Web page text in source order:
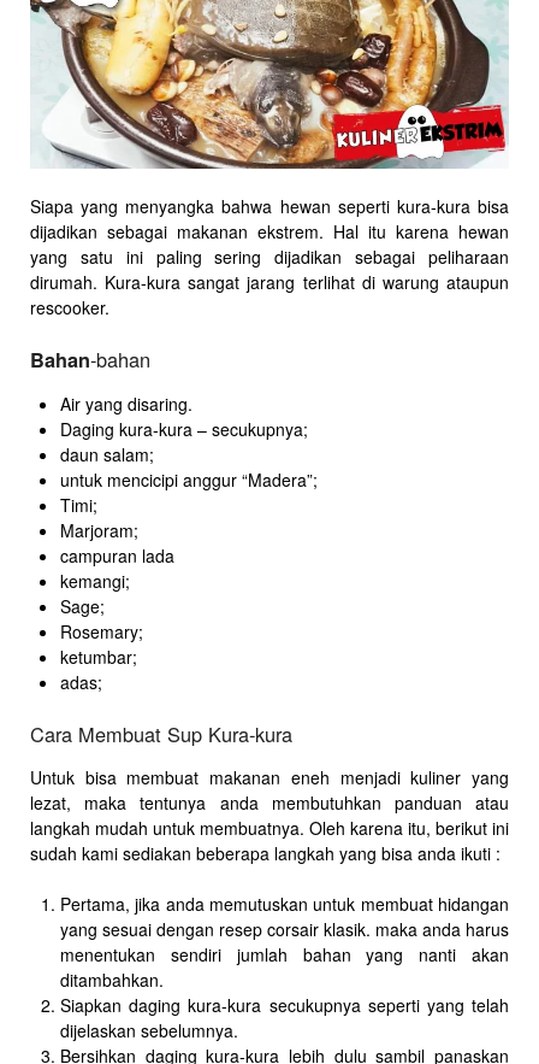
Siapa yang menyangka bahwa hewan seperti kura-kura bisa
dijadikan sebagai makanan ekstrem. Hal itu karena hewan
yang satu ini paling sering dijadikan sebagai peliharaan
dirumah. Kura-kura sangat jarang terlihat di warung ataupun
rescooker.
Bahan-bahan
Air yang disaring.
Daging kura-kura – secukupnya;
daun salam;
untuk mencicipi anggur “Madera”;
Timi;
Marjoram;
campuran lada
kemangi;
Sage;
Rosemary;
ketumbar;
adas;
Cara Membuat Sup Kura-kura
Untuk bisa membuat makanan eneh menjadi kuliner yang
lezat, maka tentunya anda membutuhkan panduan atau
langkah mudah untuk membuatnya. Oleh karena itu, berikut ini
sudah kami sediakan beberapa langkah yang bisa anda ikuti :
Pertama, jika anda memutuskan untuk membuat hidangan
yang sesuai dengan resep corsair klasik. maka anda harus
menentukan sendiri jumlah bahan yang nanti akan
ditambahkan.
Siapkan daging kura-kura secukupnya seperti yang telah
dijelaskan sebelumnya.
Bersihkan daging kura-kura lebih dulu sambil panaskan